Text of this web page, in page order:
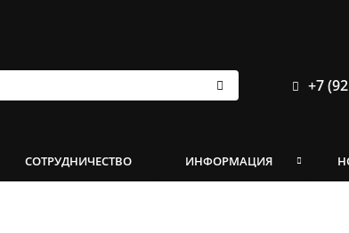
+7
СОТРУДНИЧЕСТВО ИНФОРМАЦИЯ